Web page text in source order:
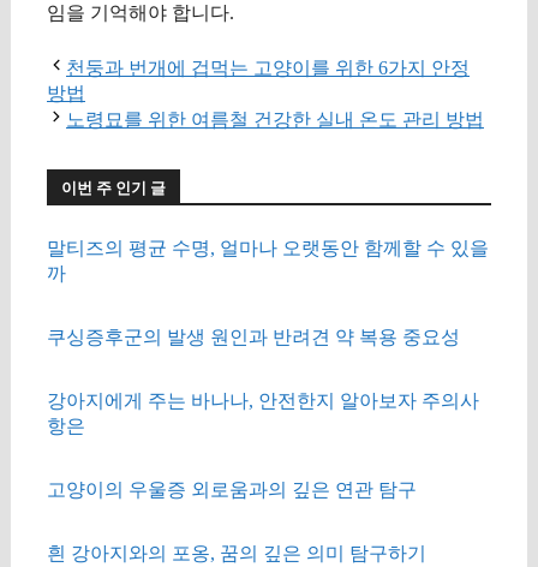
임을 기억해야 합니다.
천둥과 번개에 겁먹는 고양이를 위한 6가지 안정
방법
노령묘를 위한 여름철 건강한 실내 온도 관리 방법
이번 주 인기 글
말티즈의 평균 수명, 얼마나 오랫동안 함께할 수 있을
까
쿠싱증후군의 발생 원인과 반려견 약 복용 중요성
강아지에게 주는 바나나, 안전한지 알아보자 주의사
항은
고양이의 우울증 외로움과의 깊은 연관 탐구
흰 강아지와의 포옹, 꿈의 깊은 의미 탐구하기